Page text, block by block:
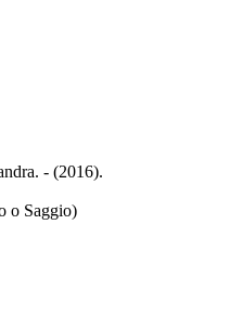
- (2016).
o Saggio)